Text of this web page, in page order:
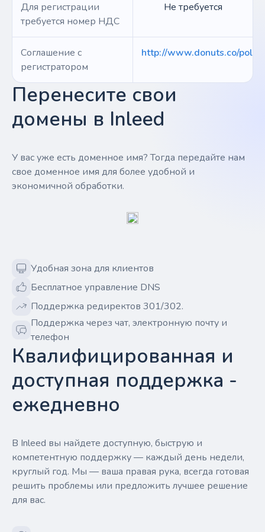
Для регистрации
требуется номер НДС
Не требуется
Соглашение с
регистратором
http://www.donuts.co/
Перенесите свои
домены в Inleed
У вас уже есть доменное имя? Тогда передайте нам
свое доменное имя для более удобной и
экономичной обработки.
Удобная зона для клиентов
Бесплатное управление DNS
Поддержка редиректов 301/302.
Поддержка через чат, электронную почту и
телефон
Квалифицированная и
доступная поддержка -
ежедневно
В Inleed вы найдете доступную, быструю и
компетентную поддержку — каждый день недели,
круглый год. Мы — ваша правая рука, всегда готовая
решить проблемы или предложить лучшее решение
для вас.